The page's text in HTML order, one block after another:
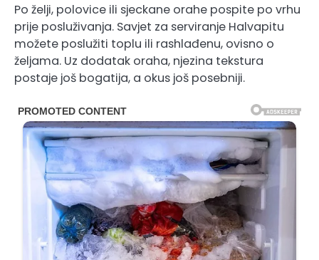
Po želji, polovice ili sjeckane orahe pospite po vrhu
prije posluživanja. Savjet za serviranje Halvapitu
možete poslužiti toplu ili rashlađenu, ovisno o
željama. Uz dodatak oraha, njezina tekstura
postaje još bogatija, a okus još posebniji.